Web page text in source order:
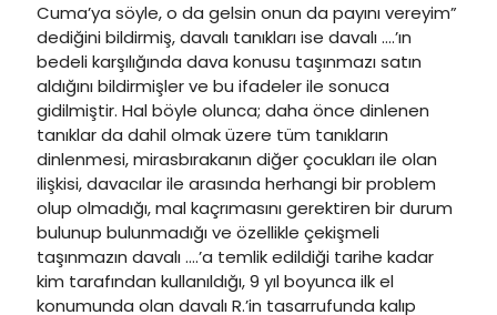
Cuma’ya söyle, o da gelsin onun da payını vereyim”
dediğini bildirmiş, davalı tanıkları ise davalı ….’ın
bedeli karşılığında dava konusu taşınmazı satın
aldığını bildirmişler ve bu ifadeler ile sonuca
gidilmiştir. Hal böyle olunca; daha önce dinlenen
tanıklar da dahil olmak üzere tüm tanıkların
dinlenmesi, mirasbırakanın diğer çocukları ile olan
ilişkisi, davacılar ile arasında herhangi bir problem
olup olmadığı, mal kaçrımasını gerektiren bir durum
bulunup bulunmadığı ve özellikle çekişmeli
taşınmazın davalı ….’a temlik edildiği tarihe kadar
kim tarafından kullanıldığı, 9 yıl boyunca ilk el
konumunda olan davalı R.’in tasarrufunda kalıp